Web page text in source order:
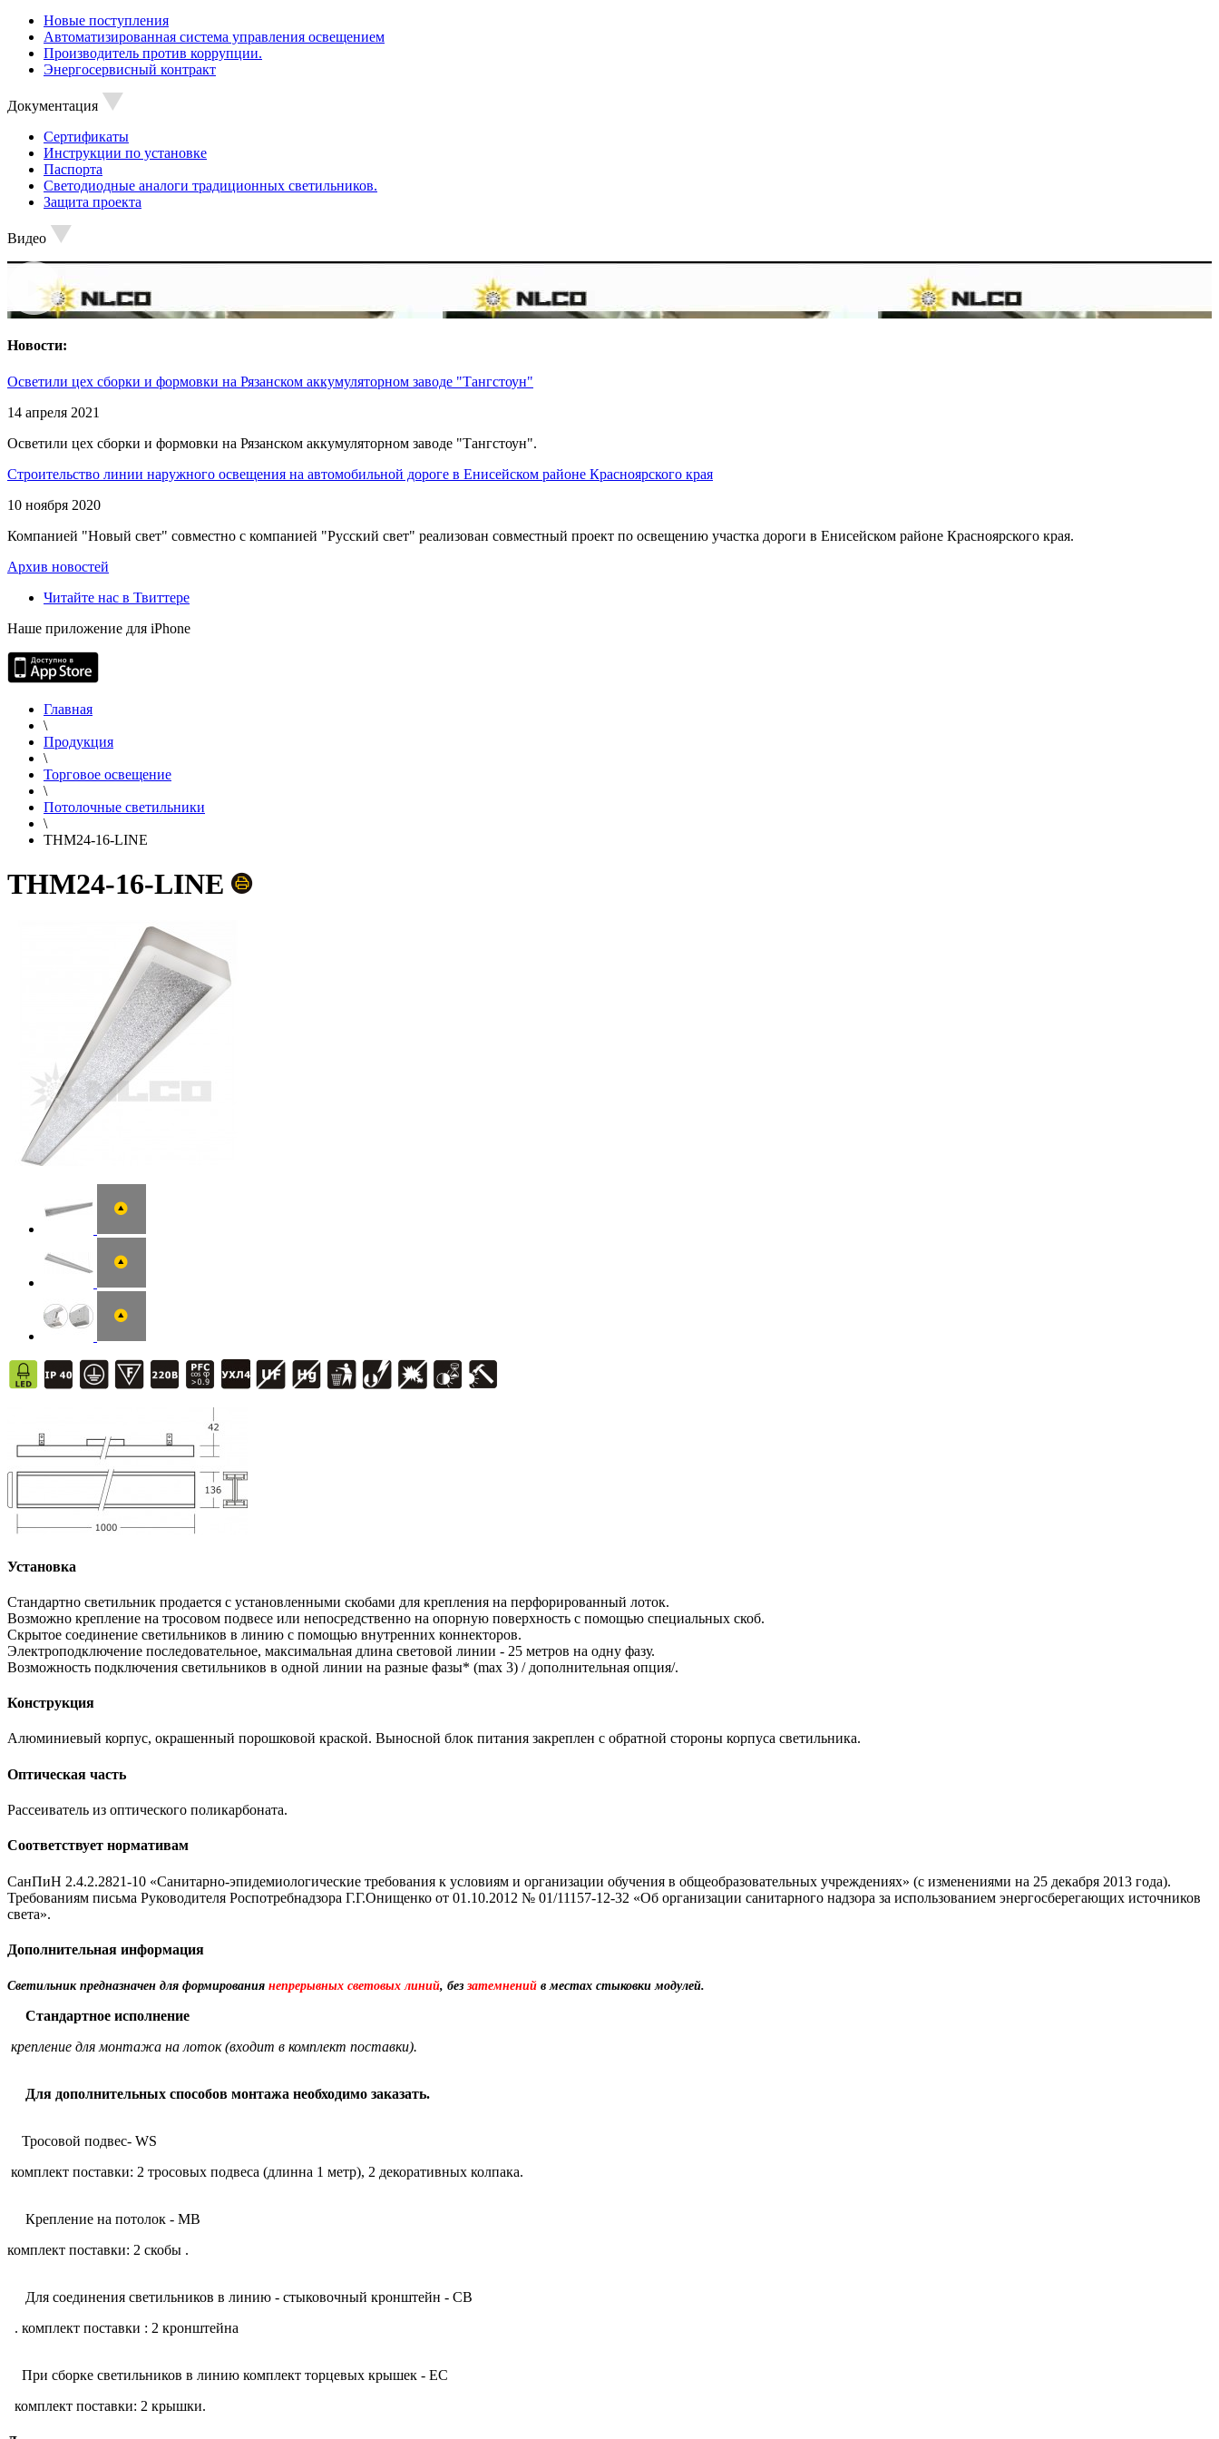
Новые поступления
Автоматизированная система управления освещением
Производитель против коррупции.
Энергосервисный контракт
Документация
Сертификаты
Инструкции по установке
Паспорта
Светодиодные аналоги традиционных светильников.
Защита проекта
Видео
Новости:
Осветили цех сборки и формовки на Рязанском аккумуляторном заводе "Тангстоун"
14 апреля 2021
Осветили цех сборки и формовки на Рязанском аккумуляторном заводе "Тангстоун".
Строительство линии наружного освещения на автомобильной дороге в Енисейском районе Красноярского края
10 ноября 2020
Компанией "Новый свет" совместно с компанией "Русский свет" реализован совместный проект по освещению участка дороги в Енисейском районе Красноярского края.
Архив новостей
Читайте нас в Твиттере
Наше приложение для iPhone
Главная
\
Продукция
\
Торговое освещение
\
Потолочные светильники
\
THM24-16-LINE
THM24-16-LINE
Установка
Стандартно светильник продается с установленными скобами для крепления на перфорированный лоток.
Возможно крепление на тросовом подвесе или непосредственно на опорную поверхность с помощью специальных скоб.
Скрытое соединение светильников в линию с помощью внутренних коннекторов.
Электроподключение последовательное, максимальная длина световой линии - 25 метров на одну фазу.
Возможность подключения светильников в одной линии на разные фазы* (max 3) / дополнительная опция/.
Конструкция
Алюминиевый корпус, окрашенный порошковой краской. Выносной блок питания закреплен с обратной стороны корпуса светильника.
Оптическая часть
Рассеиватель из оптического поликарбоната.
Соответствует нормативам
СанПиН 2.4.2.2821-10 «Санитарно-эпидемиологические требования к условиям и организации обучения в общеобразовательных учреждениях» (с изменениями на 25 декабря 2013 года).
Требованиям письма Руководителя Роспотребнадзора Г.Г.Онищенко от 01.10.2012 № 01/11157-12-32 «Об организации санитарного надзора за использованием энергосберегающих источников
света».
Дополнительная информация
Светильник предназначен для формирования непрерывных световых линий, беззатемнений в местах стыковки модулей.
Стандартное исполнение
крепление для монтажа на лоток (входит в комплект поставки).
Для дополнительных способов монтажа необходимо заказать.
Тросовой подвес- WS
комплект поставки: 2 тросовых подвеса (длинна 1 метр), 2 декоративных колпака.
Крепление на потолок - MB
комплект поставки: 2 скобы .
Для соединения светильников в линию - стыковочный кронштейн - CB
. комплект поставки : 2 кронштейна
При сборке светильников в линию комплект торцевых крышек - EC
комплект поставки: 2 крышки.